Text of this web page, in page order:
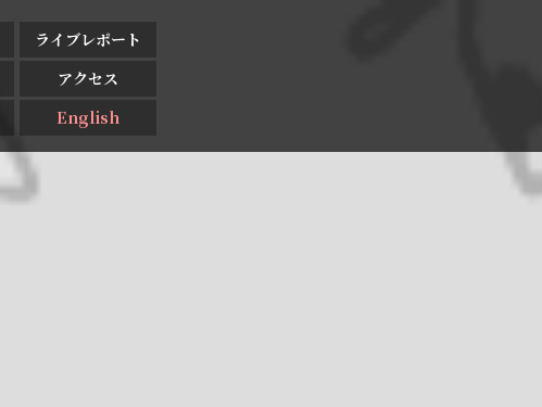
ライブレポート
アクセス
English